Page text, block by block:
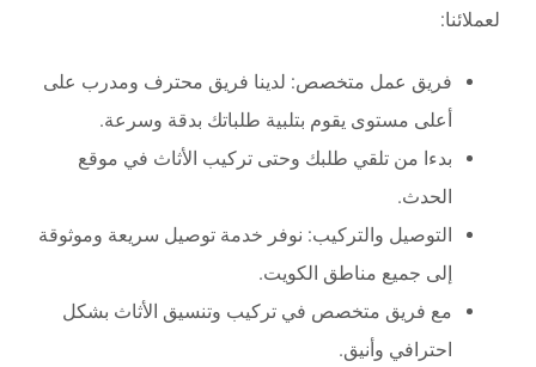
لعملائنا:
فريق عمل متخصص: لدينا فريق محترف ومدرب على
أعلى مستوى يقوم بتلبية طلباتك بدقة وسرعة.
بدءا من تلقي طلبك وحتى تركيب الأثاث في موقع
الحدث.
التوصيل والتركيب: نوفر خدمة توصيل سريعة وموثوقة
إلى جميع مناطق الكويت.
مع فريق متخصص في تركيب وتنسيق الأثاث بشكل
احترافي وأنيق.